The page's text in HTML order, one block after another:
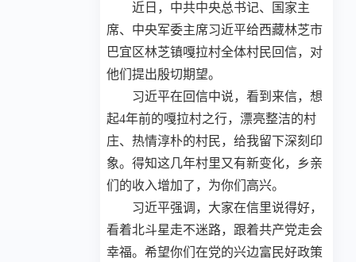
近日，中共中央总书记、国家主
席、中央军委主席习近平给西藏林芝市
巴宜区林芝镇嘎拉村全体村民回信，对
他们提出殷切期望。
习近平在回信中说，看到来信，想
起4年前的嘎拉村之行，漂亮整洁的村
庄、热情淳朴的村民，给我留下深刻印
象。得知这几年村里又有新变化，乡亲
们的收入增加了，为你们高兴。
习近平强调，大家在信里说得好，
看着北斗星走不迷路，跟着共产党走会
幸福。希望你们在党的兴边富民好政策